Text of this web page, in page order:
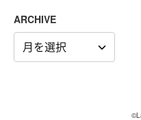
ARCHIVE
ARCHIVE